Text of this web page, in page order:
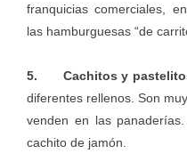
franquicias comerciales,
las hamburguesas “de
5. Cachitos y
diferentes rellenos. Son
venden en las
cachito de jamón.